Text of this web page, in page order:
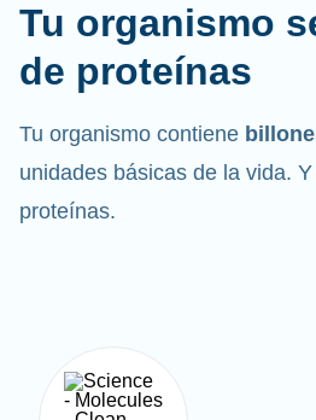
Tu organismo
de proteínas
Tu organismo contiene
unidades básicas de la vida.
proteínas.